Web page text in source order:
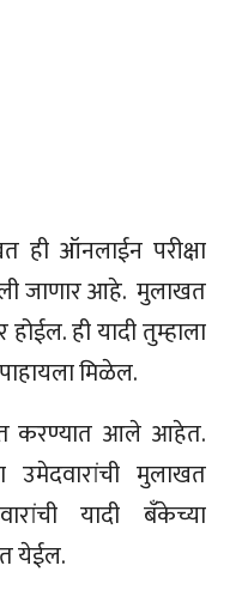
ही ऑनलाईन परीक्षा
जाणार आहे. मुलाखत
ही यादी तुम्हाला
मिळेल.
करण्यात आले आहेत.
उमेदवारांची मुलाखत
यादी बँकेच्या
येईल.